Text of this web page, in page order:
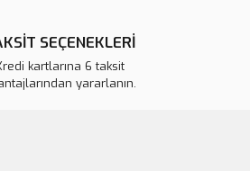
SEÇENEKLERİ
kartlarına 6 taksit
yararlanın.